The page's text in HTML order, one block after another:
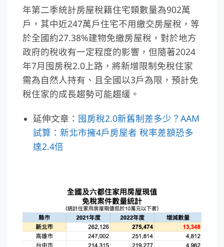
年第二季統計房屋稅籍住宅類數量為902萬
戶，其中近247萬戶住宅不用繳交房屋稅，等
於全國約27.38%建物免繳房屋稅，對於地方
政府的稅收有一定程度的影響，但隨著2024
年7月囤房稅2.0上路，將新增限制免稅住家
需為自然人持有、且全國以3戶為限，預計免
稅住家的成長趨勢可能趨緩。
延伸文章： 囤房稅2.0新舊制差多少？AAM
試算：新北市擁4戶房屋者 稅率差額恐多
達2.4倍